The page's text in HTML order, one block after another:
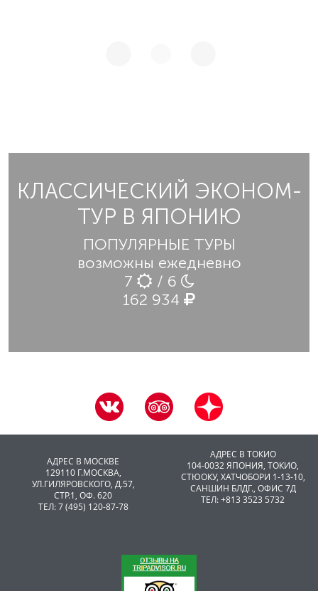
КЛАССИЧЕСКИЙ ЭКОНОМ-
ТУР В ЯПОНИЮ
ПОПУЛЯРНЫЕ ТУРЫ
возможны ежедневно
7
/ 6
162 934
АДРЕС В МОСКВЕ
129110 Г.МОСКВА,
УЛ.ГИЛЯРОВСКОГО, Д.57,
СТР.1, ОФ. 620
ТЕЛ: 7 (495) 120-87-78
АДРЕС В ТОКИО
104-0032 ЯПОНИЯ, ТОКИО,
CТЮОКУ, ХАТЧОБОРИ 1-13-10,
САНШИН БЛДГ., ОФИС 7Д
ТЕЛ: +813 3523 5732